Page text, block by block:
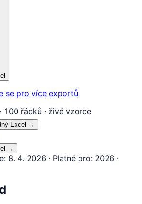
se pro více exportů.
100 řádků · živé vzorce
Excel →
→
: 8. 4. 2026 · Platné pro: 2026 ·